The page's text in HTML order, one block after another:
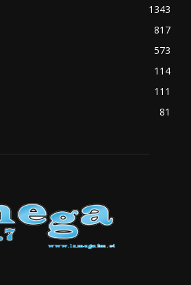
1343
817
573
114
111
81